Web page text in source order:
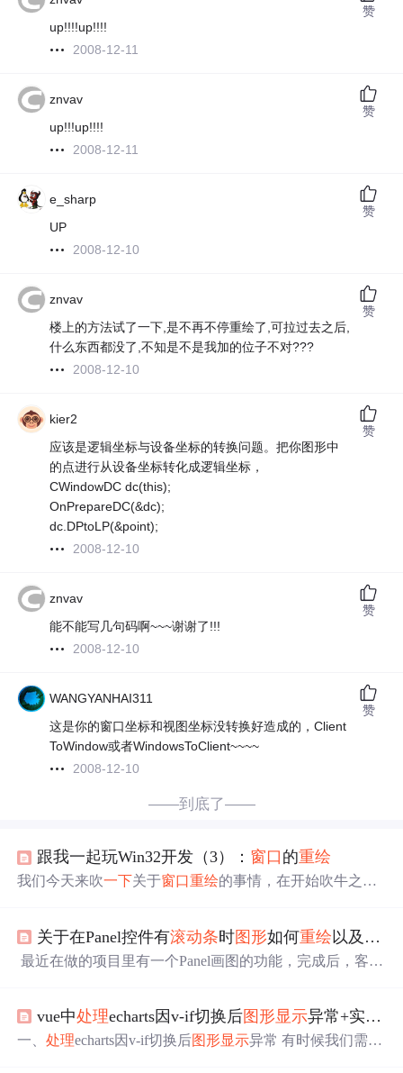
up!!!!up!!!!
2008-12-11
赞
znvav
up!!!up!!!!
2008-12-11
赞
e_sharp
UP
2008-12-10
赞
znvav
楼上的方法试了一下,是不再不停重绘了,可拉过去之后,
什么东西都没了,不知是不是我加的位子不对???
2008-12-10
赞
kier2
应该是逻辑坐标与设备坐标的转换问题。把你图形中
的点进行从设备坐标转化成逻辑坐标，
CWindowDC dc(this);
OnPrepareDC(&dc);
dc.DPtoLP(&point);
2008-12-10
赞
znvav
能不能写几句码啊~~~谢谢了!!!
2008-12-10
赞
WANGYANHAI311
这是你的窗口坐标和视图坐标没转换好造成的，Client
ToWindow或者WindowsToClient~~~~
2008-12-10
赞
——到底了——
跟我一起玩Win32开发（3）： 窗口 的重绘
我们今天来吹一下关于窗口重绘的事情，在开始吹牛之
数 LRESULT CALLBACK MyWindowProc(HWND hwnd, U
INT msg, WPARAM wParam, LPARAM lParam); // 入口点 int
关于在Panel控件有滚动条时图形如何重绘 以及如何加入点击
最近在做的项目里有一个Panel画图的功能，完成后，客户
使加上 panel1.AutoScroll = True 时，也 没有出现滚动条2 有
了 滚动条后，在移动滚动条后，图片上的点没有清除，又
vue中处理echarts因v-if切换后图形显示异常+实现echarts监听
一、处理echarts因v-if切换后图形显示异常 有时候我们需要